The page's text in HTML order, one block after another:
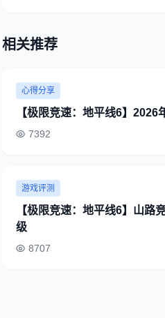
相关推荐
心得分享
【极限竞速：地平线6】2026
7392
游戏评测
【极限竞速：地平线6】山路
级
8707